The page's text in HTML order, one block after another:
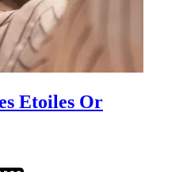
Etoiles Or